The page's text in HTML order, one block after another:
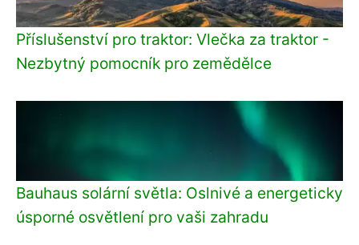
Příslušenství pro traktor: Vlečka za traktor -
Nezbytný pomocník pro zemědělce
Bauhaus solární světla: Oslnivé a energeticky
úsporné osvětlení pro vaši zahradu